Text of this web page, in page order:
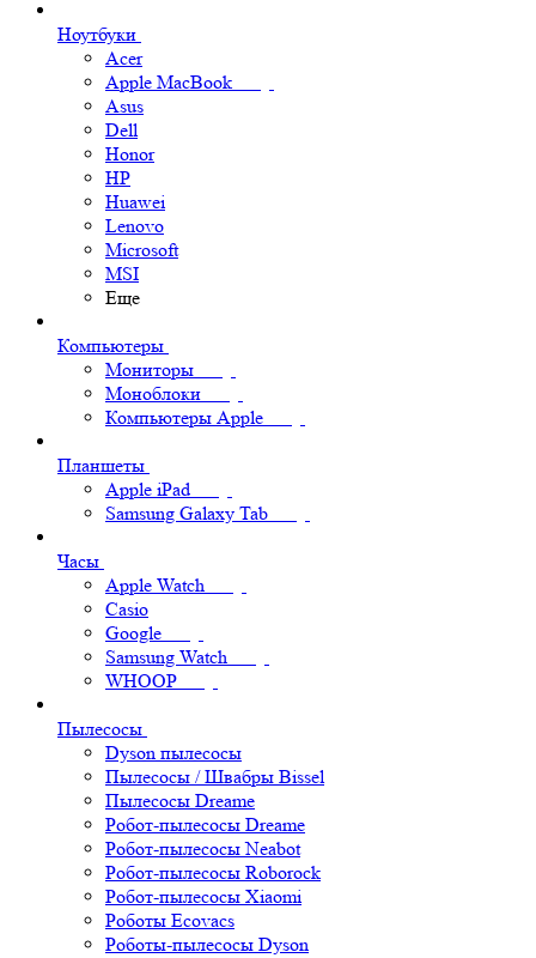
Ноутбуки
Acer
Apple MacBook
Asus
Dell
Honor
HP
Huawei
Lenovo
Microsoft
MSI
Еще
Компьютеры
Мониторы
Моноблоки
Компьютеры Apple
Планшеты
Apple iPad
Samsung Galaxy Tab
Часы
Apple Watch
Casio
Google
Samsung Watch
WHOOP
Пылесосы
Dyson пылесосы
Пылесосы / Швабры Bissel
Пылесосы Dreame
Робот-пылесосы Dreame
Робот-пылесосы Neabot
Робот-пылесосы Roborock
Робот-пылесосы Xiaomi
Роботы Ecovacs
Роботы-пылесосы Dyson